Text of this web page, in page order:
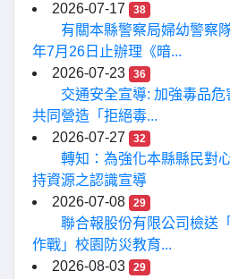
2026-07-17
38
有關本縣警察局婦幼警察
年7月26日止辦理《暗...
2026-07-23
36
交通安全宣導: 加強毒品危
共同營造「拒絕毒...
2026-07-27
32
轉知：為強化本縣縣民對
持資源之認識宣導
2026-07-08
29
聯合報股份有限公司檢送
作戰」校園防災教育...
2026-08-03
29